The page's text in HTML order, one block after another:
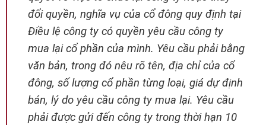
đổi quyền, nghĩa vụ của cổ đông quy định tại
Điều lệ công ty có quyền yêu cầu công ty
mua lại cổ phần của mình. Yêu cầu phải bằng
văn bản, trong đó nêu rõ tên, địa chỉ của cổ
đông, số lượng cổ phần từng loại, giá dự định
bán, lý do yêu cầu công ty mua lại. Yêu cầu
phải được gửi đến công ty trong thời hạn 10